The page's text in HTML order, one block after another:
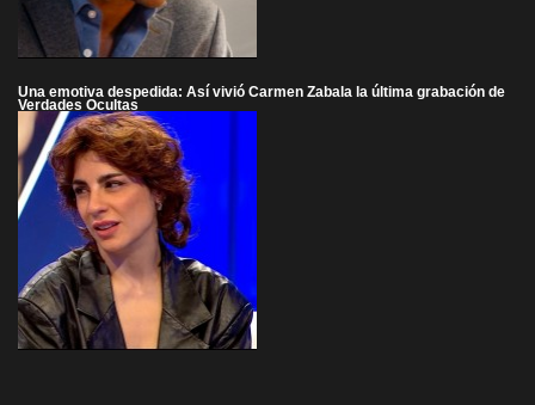
Una emotiva despedida: Así vivió Carmen Zabala la última grabación de
Verdades Ocultas